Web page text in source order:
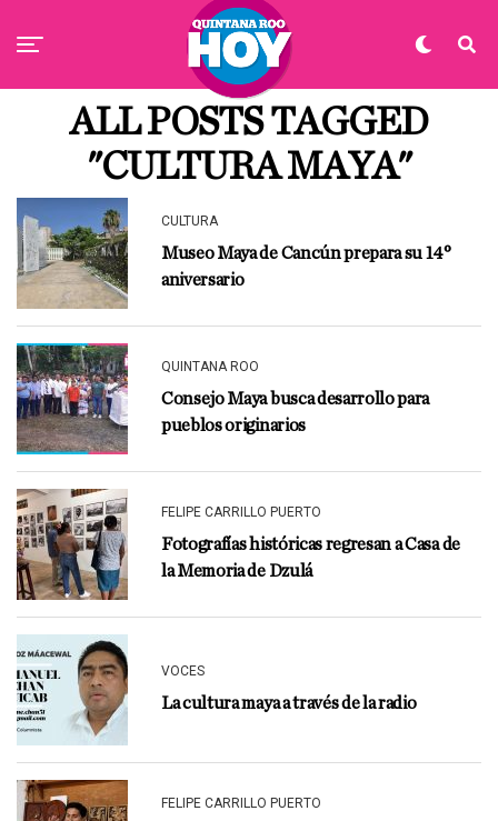
ALL POSTS TAGGED
"CULTURA MAYA"
CULTURA
Museo Maya de Cancún prepara su 14°
aniversario
QUINTANA ROO
Consejo Maya busca desarrollo para
pueblos originarios
FELIPE CARRILLO PUERTO
Fotografías históricas regresan a Casa de
la Memoria de Dzulá
VOCES
La cultura maya a través de la radio
FELIPE CARRILLO PUERTO